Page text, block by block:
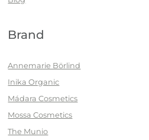
Brand
Annemarie Börlind
Inika Organic
Mádara Cosmetics
Mossa Cosmetics
The Munio